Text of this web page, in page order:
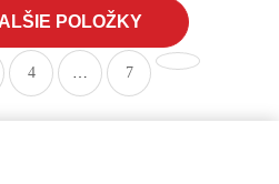
POLOŽKY
4 7